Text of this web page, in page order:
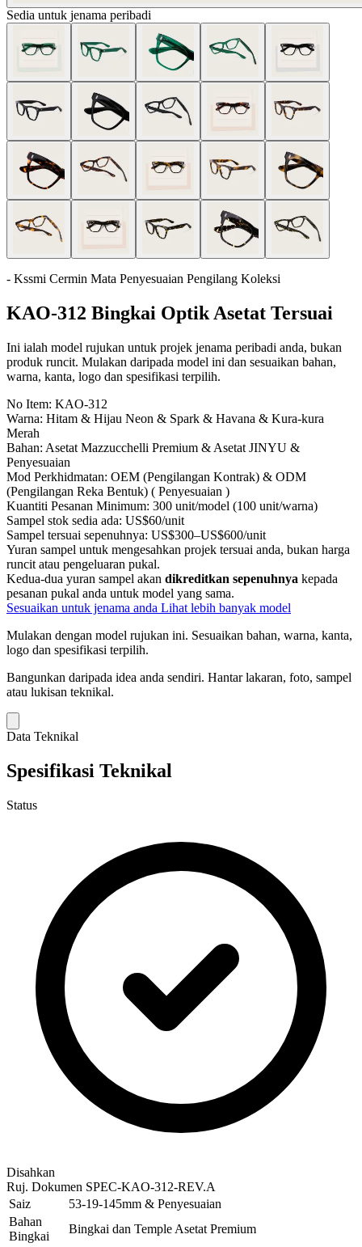
Sedia untuk jenama peribadi
- Kssmi Cermin Mata Penyesuaian Pengilang Koleksi
KAO-312 Bingkai Optik Asetat Tersuai
Ini ialah model rujukan untuk projek jenama peribadi anda, bukan
produk runcit. Mulakan daripada model ini dan sesuaikan bahan,
warna, kanta, logo dan spesifikasi terpilih.
No Item: KAO-312
Warna: Hitam & Hijau Neon & Spark & Havana & Kura-kura
Merah
Bahan: Asetat Mazzucchelli Premium & Asetat JINYU &
Penyesuaian
Mod Perkhidmatan: OEM (Pengilangan Kontrak) & ODM
(Pengilangan Reka Bentuk) ( Penyesuaian )
Kuantiti Pesanan Minimum: 300 unit/model (100 unit/warna)
Sampel stok sedia ada: US$60/unit
Sampel tersuai sepenuhnya: US$300–US$600/unit
Yuran sampel untuk mengesahkan projek tersuai anda, bukan harga
runcit atau pengeluaran pukal.
Kedua-dua yuran sampel akan dikreditkan sepenuhnya kepada
pesanan pukal anda untuk model yang sama.
Sesuaikan untuk jenama anda Lihat lebih banyak model
Mulakan dengan model rujukan ini. Sesuaikan bahan, warna, kanta,
logo dan spesifikasi terpilih.
Bangunkan daripada idea anda sendiri. Hantar lakaran, foto, sampel
atau lukisan teknikal.
Data Teknikal
Spesifikasi Teknikal
Status
Disahkan
Ruj. Dokumen SPEC-KAO-312-REV.A
Saiz
53-19-145mm & Penyesuaian
Bahan
Bingkai
Bingkai dan Temple Asetat Premium